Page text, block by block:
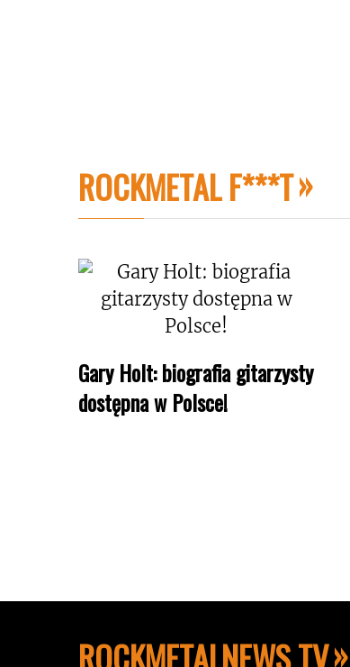
ROCKMETAL F***T
Gary Holt: biografia gitarzysty
dostępna w Polsce!
ROCKMETALNEWS TV